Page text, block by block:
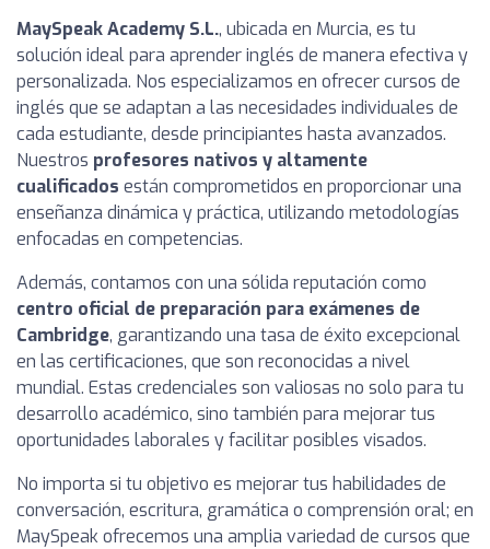
MaySpeak Academy S.L., ubicada en Murcia, es tu
solución ideal para aprender inglés de manera efectiva y
personalizada. Nos especializamos en ofrecer cursos de
inglés que se adaptan a las necesidades individuales de
cada estudiante, desde principiantes hasta avanzados.
Nuestros profesores nativos y altamente
cualificados están comprometidos en proporcionar una
enseñanza dinámica y práctica, utilizando metodologías
enfocadas en competencias.
Además, contamos con una sólida reputación como
centro oficial de preparación para exámenes de
Cambridge, garantizando una tasa de éxito excepcional
en las certificaciones, que son reconocidas a nivel
mundial. Estas credenciales son valiosas no solo para tu
desarrollo académico, sino también para mejorar tus
oportunidades laborales y facilitar posibles visados.
No importa si tu objetivo es mejorar tus habilidades de
conversación, escritura, gramática o comprensión oral; en
MaySpeak ofrecemos una amplia variedad de cursos que